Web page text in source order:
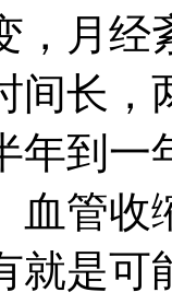
，月
间长
年到一
血管
就是可